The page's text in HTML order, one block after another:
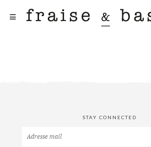
STAY CONNECTED